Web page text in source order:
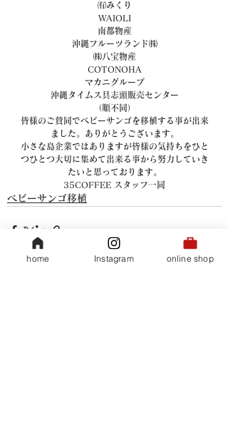
㈲みくり
WAIOLI
南都物産
沖縄フルーツランド㈱
㈱八宝物産
COTONOHA
マカニグループ
沖縄タイムス具志頭販売センター
（順不同）
皆様のご賛同でベビーサンゴを移植する事が出来
ました。ありがとうございます。
小さな島企業ではありますが皆様の気持ちをひと
つひとつ大切に集めて出来る事から努力していき
たいと思っております。
35COFFEE スタッフ一同
ベビーサンゴ移植
home Instagram online shop